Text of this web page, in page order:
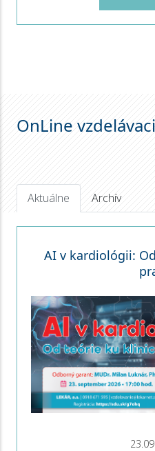
OnLine
Aktuálne Archív
AI v kardiológii: